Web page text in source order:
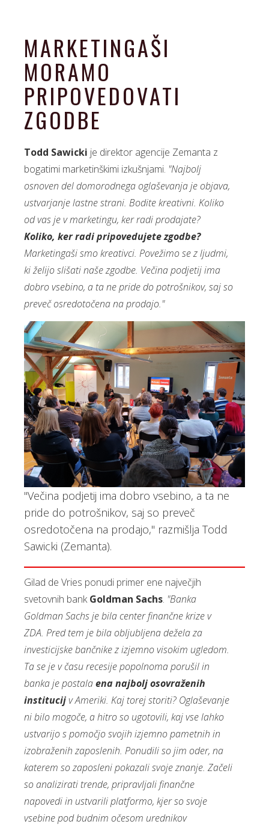
MARKETINGAŠI
MORAMO
PRIPOVEDOVATI
ZGODBE
Todd Sawicki je direktor agencije Zemanta z
bogatimi marketinškimi izkušnjami. "Najbolj
osnoven del domorodnega oglaševanja je objava,
ustvarjanje lastne strani. Bodite kreativni. Koliko
od vas je v marketingu, ker radi prodajate?
Koliko, ker radi pripovedujete zgodbe?
Marketingaši smo kreativci. Povežimo se z ljudmi,
ki želijo slišati naše zgodbe. Večina podjetij ima
dobro vsebino, a ta ne pride do potrošnikov, saj so
preveč osredotočena na prodajo."
"Večina podjetij ima dobro vsebino, a ta ne
pride do potrošnikov, saj so preveč
osredotočena na prodajo," razmišlja Todd
Sawicki (Zemanta).
Gilad de Vries ponudi primer ene največjih
svetovnih bankGoldman Sachs. "Banka
Goldman Sachs je bila center finančne krize v
ZDA. Pred tem je bila obljubljena dežela za
investicijske bančnike z izjemno visokim ugledom.
Ta se je v času recesije popolnoma porušil in
banka je postalaena najbolj osovraženih
institucijv Ameriki. Kaj torej storiti? Oglaševanje
ni bilo mogoče, a hitro so ugotovili, kaj vse lahko
ustvarijo s pomočjo svojih izjemno pametnih in
izobraženih zaposlenih. Ponudili so jim oder, na
katerem so zaposleni pokazali svoje znanje. Začeli
so analizirati trende, pripravljali finančne
napovedi in ustvarili platformo, kjer so svoje
vsebine pod budnim očesom urednikov